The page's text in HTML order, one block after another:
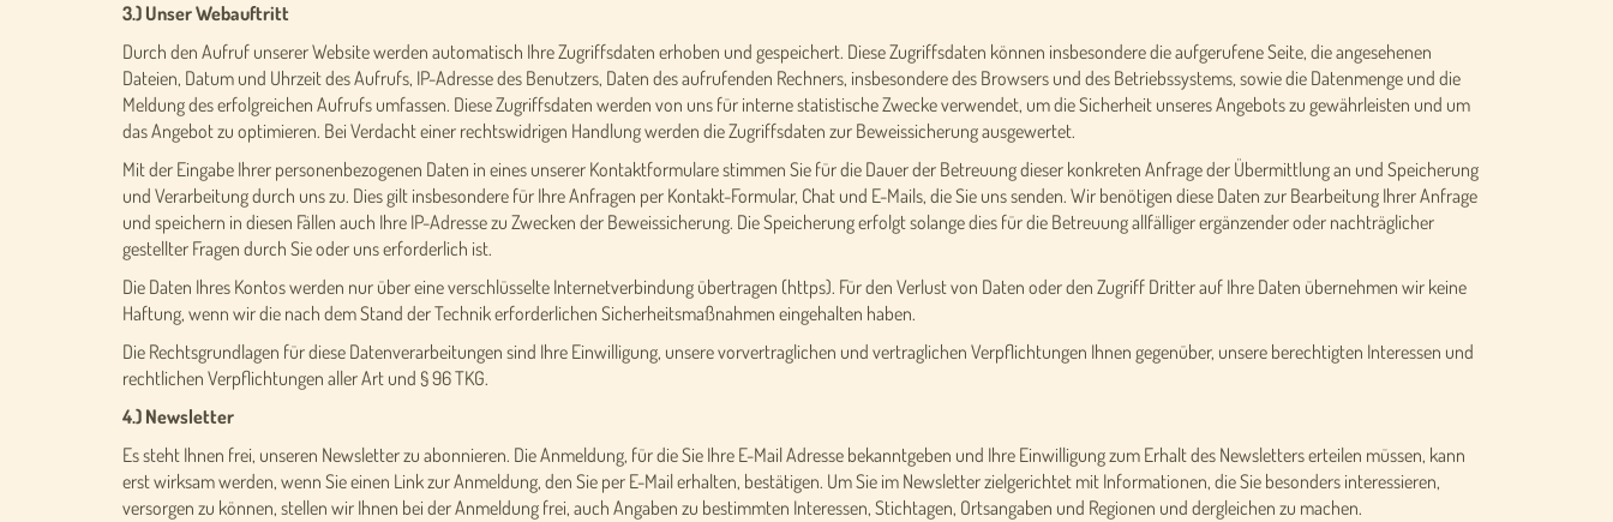
3.) Unser Webauftritt
Durch den Aufruf unserer Website werden automatisch Ihre Zugriffsdaten erhoben und gespeichert. Diese Zugriffsdaten können insbesondere die aufgerufene Seite, die angesehenen
Dateien, Datum und Uhrzeit des Aufrufs, IP-Adresse des Benutzers, Daten des aufrufenden Rechners, insbesondere des Browsers und des Betriebssystems, sowie die Datenmenge und die
Meldung des erfolgreichen Aufrufs umfassen. Diese Zugriffsdaten werden von uns für interne statistische Zwecke verwendet, um die Sicherheit unseres Angebots zu gewährleisten und um
das Angebot zu optimieren. Bei Verdacht einer rechtswidrigen Handlung werden die Zugriffsdaten zur Beweissicherung ausgewertet.
Mit der Eingabe Ihrer personenbezogenen Daten in eines unserer Kontaktformulare stimmen Sie für die Dauer der Betreuung dieser konkreten Anfrage der Übermittlung an und Speicherung
und Verarbeitung durch uns zu. Dies gilt insbesondere für Ihre Anfragen per Kontakt-Formular, Chat und E-Mails, die Sie uns senden. Wir benötigen diese Daten zur Bearbeitung Ihrer Anfrage
und speichern in diesen Fällen auch Ihre IP-Adresse zu Zwecken der Beweissicherung. Die Speicherung erfolgt solange dies für die Betreuung allfälliger ergänzender oder nachträglicher
gestellter Fragen durch Sie oder uns erforderlich ist.
Die Daten Ihres Kontos werden nur über eine verschlüsselte Internetverbindung übertragen (https). Für den Verlust von Daten oder den Zugriff Dritter auf Ihre Daten übernehmen wir keine
Haftung, wenn wir die nach dem Stand der Technik erforderlichen Sicherheitsmaßnahmen eingehalten haben.
Die Rechtsgrundlagen für diese Datenverarbeitungen sind Ihre Einwilligung, unsere vorvertraglichen und vertraglichen Verpflichtungen Ihnen gegenüber, unsere berechtigten Interessen und
rechtlichen Verpflichtungen aller Art und § 96 TKG.
4.) Newsletter
Es steht Ihnen frei, unseren Newsletter zu abonnieren. Die Anmeldung, für die Sie Ihre E-Mail Adresse bekanntgeben und Ihre Einwilligung zum Erhalt des Newsletters erteilen müssen, kann
erst wirksam werden, wenn Sie einen Link zur Anmeldung, den Sie per E-Mail erhalten, bestätigen. Um Sie im Newsletter zielgerichtet mit Informationen, die Sie besonders interessieren,
versorgen zu können, stellen wir Ihnen bei der Anmeldung frei, auch Angaben zu bestimmten Interessen, Stichtagen, Ortsangaben und Regionen und dergleichen zu machen.